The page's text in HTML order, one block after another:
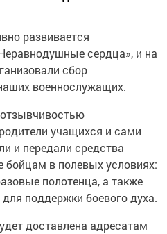
развивается
сердца», и на
сбор
военнослужащих.
учащихся и сами
и передали средства
бойцам в полевых условиях:
полотенца, а также
поддержки боевого духа.
доставлена адресатам